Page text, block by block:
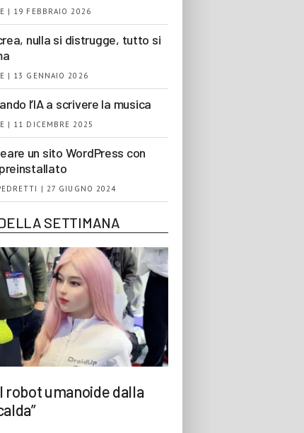
| 19 FEBBRAIO 2026
nulla si distrugge, tutto si
| 13 GENNAIO 2026
l’IA a scrivere la musica
| 11 DICEMBRE 2025
un sito WordPress con
| 27 GIUGNO 2024
SETTIMANA
robot umanoide dalla